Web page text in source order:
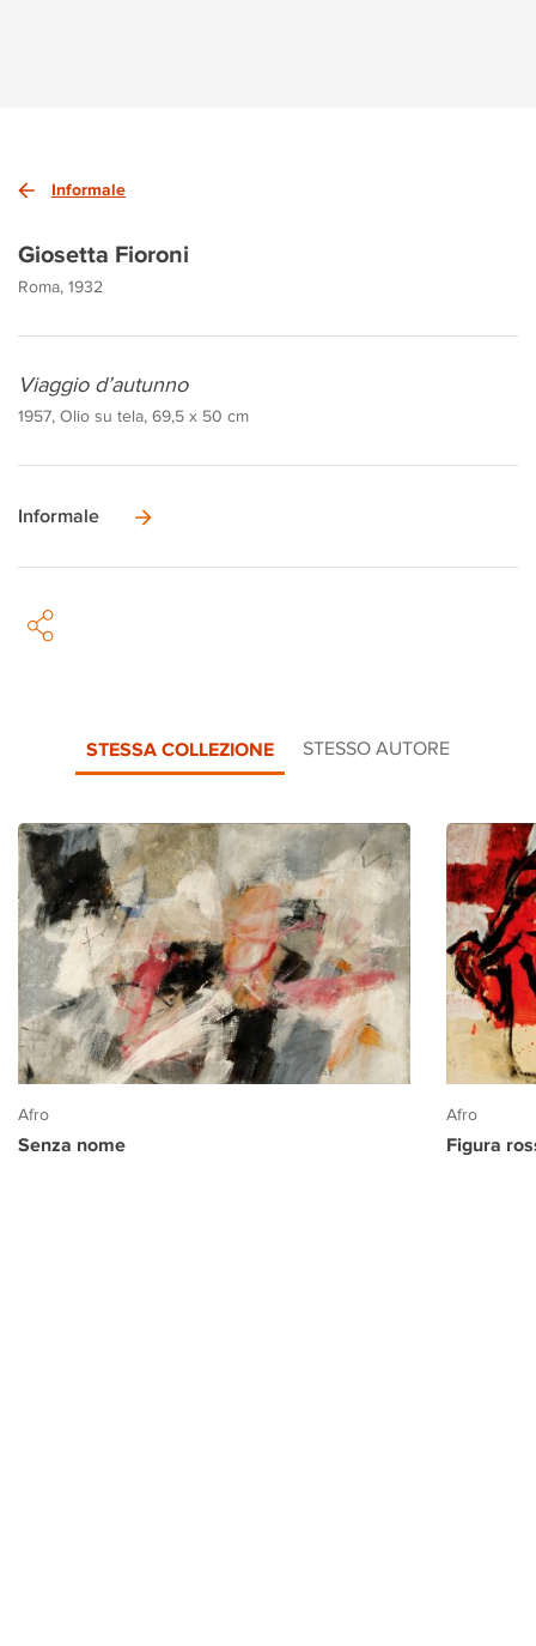
Informale
Giosetta Fioroni
Roma, 1932
Viaggio d’autunno
1957, Olio su tela, 69,5 x 50 cm
Informale
STESSA COLLEZIONE STESSO AUTORE
Afro
Senza nome
Afro
Figura